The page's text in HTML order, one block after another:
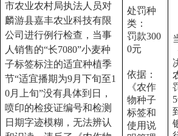
市农业农村局执法人员对
麟游县嘉丰农业科技有限
公司进行例行检查，当事
人销售的“长7080”小麦种
子标签标注的适宜种植季
节“适宜播期为9月下旬至1
0月上旬”没有具体到日，
喷印的检疫证编号和检测
日期字迹模糊，无法辨认
处罚种
类 ：
罚款300
0元
依据：
《农作
物种子
标签和
使用说
5